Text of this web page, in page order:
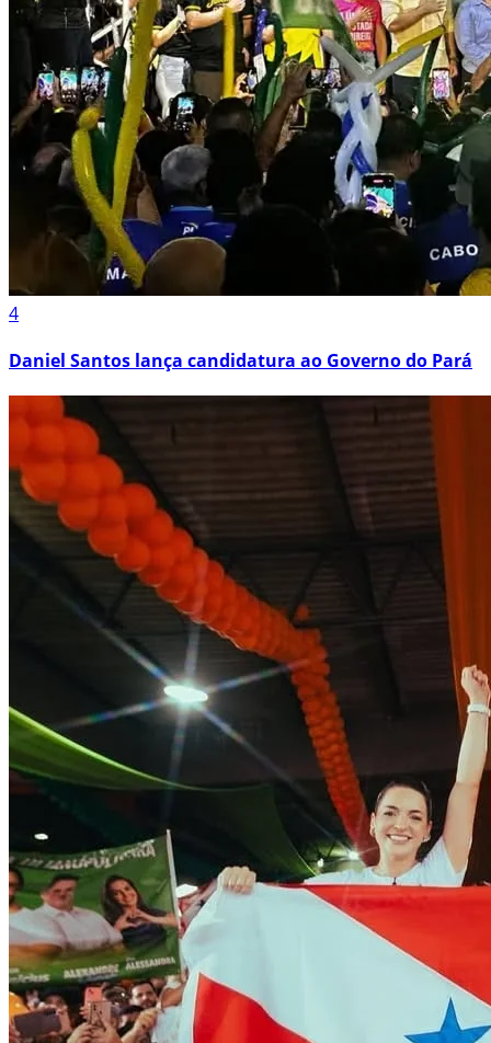
4
Daniel Santos lança candidatura ao Governo do Pará